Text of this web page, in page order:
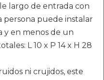
largo de entrada con
persona puede instalar
y en menos de un
L 10 x P 14 x H 28
ni crujidos, este